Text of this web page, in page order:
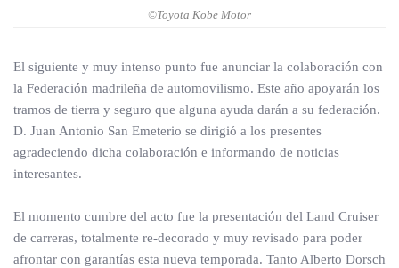
©Toyota Kobe Motor
El siguiente y muy intenso punto fue anunciar la colaboración con
la Federación madrileña de automovilismo. Este año apoyarán los
tramos de tierra y seguro que alguna ayuda darán a su federación.
D. Juan Antonio San Emeterio se dirigió a los presentes
agradeciendo dicha colaboración e informando de noticias
interesantes.
El momento cumbre del acto fue la presentación del Land Cruiser
de carreras, totalmente re-decorado y muy revisado para poder
afrontar con garantías esta nueva temporada. Tanto Alberto Dorsch